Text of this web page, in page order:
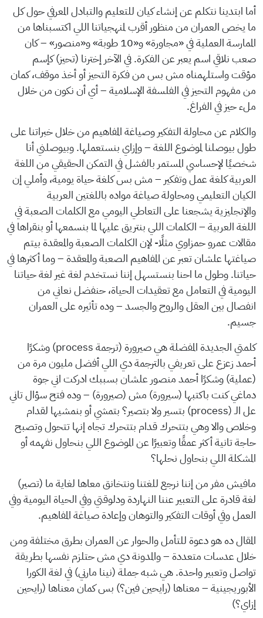
أما ابتدينا نتكلم عن إنشاء كيان للتعليم والتبادل المعرفي حول كل
ما يخص العمران من منظور أقرب لمنهجياتنا اللي اكتسبناها من
الممارسة العملية في «مجاورة» و«10 طوبة» و«منصور» – كان
صعب نلاقي اسم يعبر عن الفكرة. في الآخر إخترنا (تحيز) كإسم
مؤقت واستلهمناه مش بس من فكرة التحيز أو أخذ موقف، كمان
من مفهوم التحيز في الفلسفة الإسلامية – أي أن نكون من خلال
ملء حيز في الفراغ.
والكلام عن محاولة التفكير وصياغة المفاهيم من خلال خبراتنا على
طول بيوصلنا لموضوع اللغة – وإزاي بنستعملها. وبيوصلني أنا
شخصيًا لإحساسي المستمر بالفشل في التمكن الحقيقي من اللغة
العربية كلغة عمل وتفكير – مش بس كلغة حياة يومية، وأملي إن
الكيان التعليمي ومحاولة صياغة مواده باللغتين العربية
والإنجليزية يشجعنا على التعاطي اليومي مع الكلمات الصعبة في
اللغة العربية – الكلمات اللي بنتريق عليها لما بنسمعها أو بنقراها في
مقالات عمرو حمزاوي مثلًا- لإن الكلمات الصعبة والمعقدة بيتم
صياغتها علشان تعبر عن المفاهيم الصعبة والمعقدة – وما أكثرها في
حياتنا. وطول ما احنا بنستسهل إننا نستخدم لغة غير لغة حياتنا
اليومية في التعامل مع تعقيدات الحياة، حنفضل نعاني من
انفصال بين العقل والروح والجسد – وده تأثيره على العمران
جسيم.
كلمتي الجديدة المفضلة هي صيرورة (ترجمة process) وشكرًا
أحمد زعزع على تعريفي بالترجمة دي اللي أفضل مليون مرة من
(عملية) وشكرًا أحمد منصور علشان بسببك ادركت اني جوة
دماغي كنت باكتبها (سيرورة) مش (صيرورة) – وده فتح سؤال تاني
عل الـ (process) بتسير ولا بتصير؟ بتمشي أو بنمشيها لقدام
وخلاص والا وهي بتتحرك قدام بتتحرك تجاه إنها تتحول وتصبح
حاجة تانية أكثر عمقًا وتعبيرًا عن الموضوع اللي بنحاول نفهمه أو
المشكلة اللي بنحاول نحلها؟
مافيش مفر من إننا نرجع للغتنا ونتخانق معاها لغاية ما (تصير)
لغة قادرة على التعبير عننا النهاردة ودلوقتي وفي الحياة اليومية وفي
العمل وفي أوقات التفكير والتوهان وإعادة صياغة المفاهيم.
المقال ده هو دعوة للتأمل والحوار عن العمران بطرق مختلفة ومن
خلال عدسات متعددة – والمدونة دي مش حتلزم نفسها بطريقة
تواصل وتعبير واحدة. هي شبه جملة (نينا مارني) في لغة الكورا
الأبوريجينية – معناها (رايحين فين؟) بس كمان معناها (رايحين
إزاي؟)